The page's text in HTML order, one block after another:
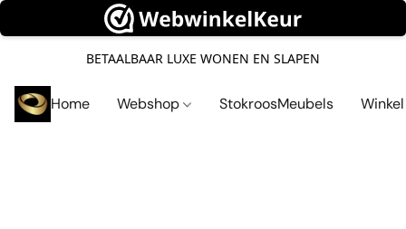
BETAALBAAR LUXE WONEN EN SLAPEN
Home Webshop StokroosMeubels